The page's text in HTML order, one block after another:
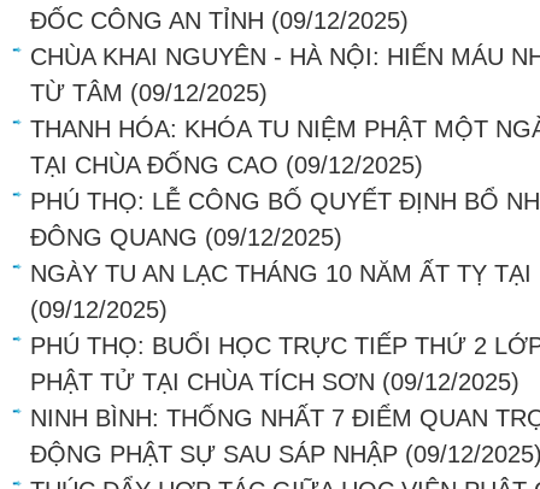
ĐỐC CÔNG AN TỈNH (09/12/2025)
CHÙA KHAI NGUYÊN - HÀ NỘI: HIẾN MÁU
TỪ TÂM (09/12/2025)
THANH HÓA: KHÓA TU NIỆM PHẬT MỘT
TẠI CHÙA ĐỐNG CAO (09/12/2025)
PHÚ THỌ: LỄ CÔNG BỐ QUYẾT ĐỊNH BỔ
ĐÔNG QUANG (09/12/2025)
NGÀY TU AN LẠC THÁNG 10 NĂM ẤT TỴ TẠI
(09/12/2025)
PHÚ THỌ: BUỔI HỌC TRỰC TIẾP THỨ 2
PHẬT TỬ TẠI CHÙA TÍCH SƠN (09/12/2025)
NINH BÌNH: THỐNG NHẤT 7 ĐIỂM QUAN
ĐỘNG PHẬT SỰ SAU SÁP NHẬP (09/12/